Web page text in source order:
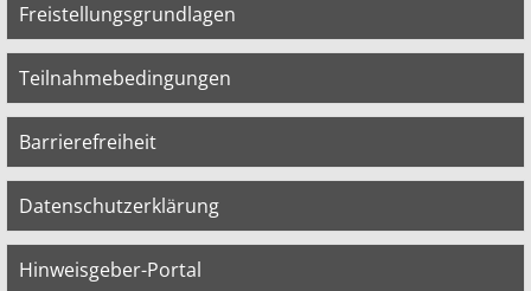
Freistellungsgrundlagen
Teilnahmebedingungen
Barrierefreiheit
Datenschutzerklärung
Hinweisgeber-Portal